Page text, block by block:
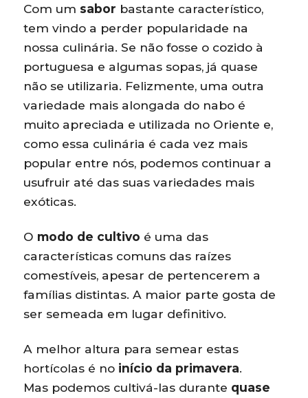
Com um sabor bastante característico,
tem vindo a perder popularidade na
nossa culinária. Se não fosse o cozido à
portuguesa e algumas sopas, já quase
não se utilizaria. Felizmente, uma outra
variedade mais alongada do nabo é
muito apreciada e utilizada no Oriente e,
como essa culinária é cada vez mais
popular entre nós, podemos continuar a
usufruir até das suas variedades mais
exóticas.
O modo de cultivo é uma das
características comuns das raízes
comestíveis, apesar de pertencerem a
famílias distintas. A maior parte gosta de
ser semeada em lugar definitivo.
A melhor altura para semear estas
hortícolas é no início da primavera.
Mas podemos cultivá-las durante quase